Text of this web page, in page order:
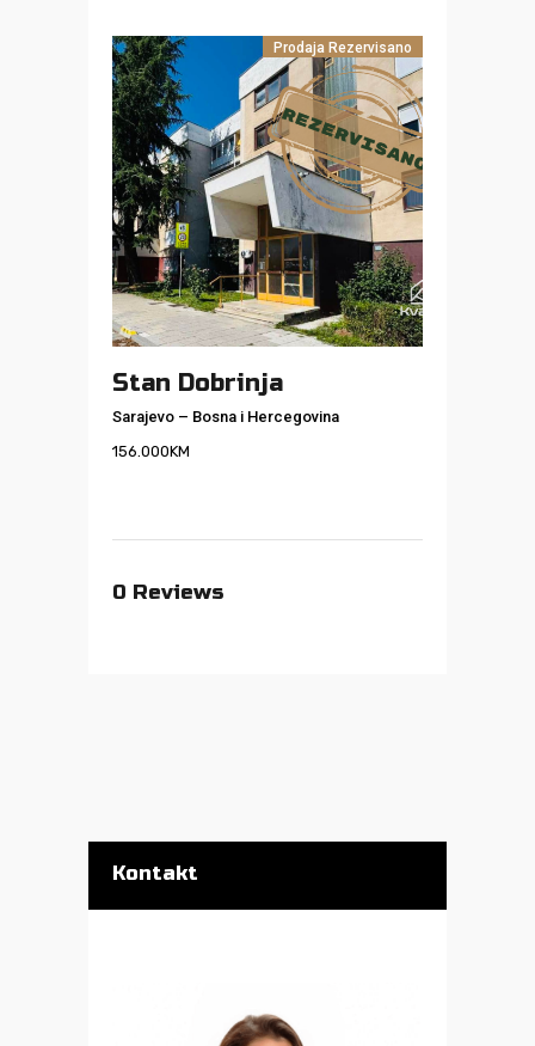
Prodaja Rezervisano
Stan Dobrinja
Sarajevo – Bosna i Hercegovina
156.000KM
0 Reviews
Kontakt